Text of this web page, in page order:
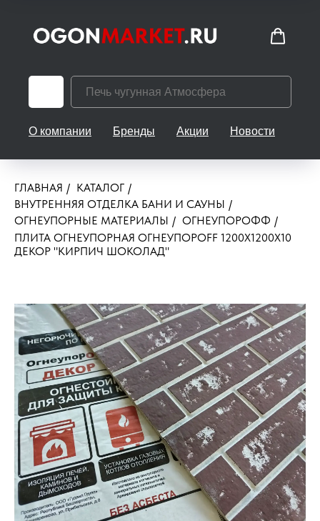
О компании Бренды Акции Новости
ГЛАВНАЯ / КАТАЛОГ /
ВНУТРЕННЯЯ ОТДЕЛКА БАНИ И САУНЫ /
ОГНЕУПОРНЫЕ МАТЕРИАЛЫ / ОГНЕУПОРОФФ /
ПЛИТА ОГНЕУПОРНАЯ ОГНЕУПОРOFF 1200X1200X10
ДЕКОР "КИРПИЧ ШОКОЛАД"